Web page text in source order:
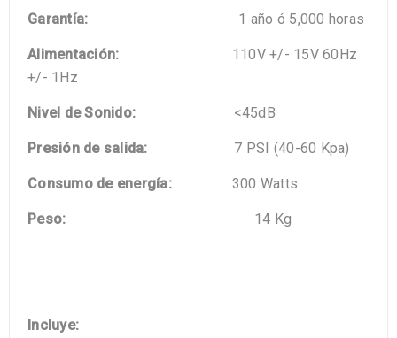
Garantía: 1 año ó 5,000 horas
Alimentación: 110V +/- 15V 60Hz
+/- 1Hz
Nivel de Sonido: <45dB
Presión de salida: 7 PSI (40-60 Kpa)
Consumo de energía:300 Watts
Peso: 14 Kg
Incluye: